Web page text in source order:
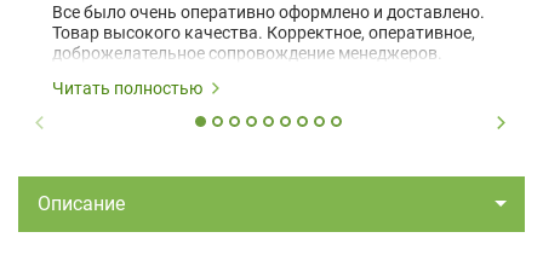
Все было очень оперативно оформлено и доставлено.
Товар высокого качества. Корректное, оперативное,
доброжелательное сопровождение менеджеров.
Читать полностью
Описание